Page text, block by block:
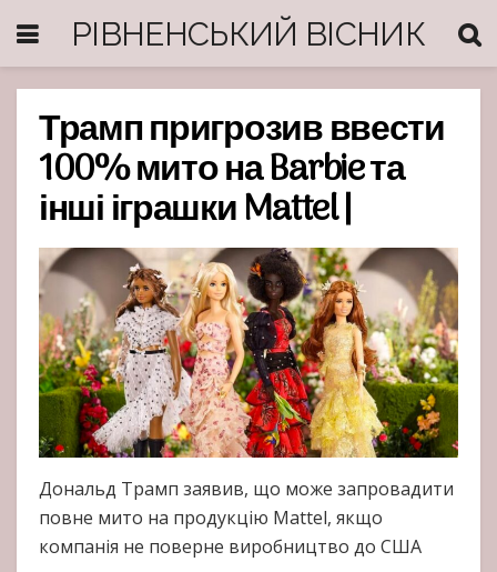
РІВНЕНСЬКИЙ ВІСНИК
Трамп пригрозив ввести
100% мито на Barbie та
інші іграшки Mattel |
Дональд Трамп заявив, що може запровадити
повне мито на продукцію Mattel, якщо
компанія не поверне виробництво до США